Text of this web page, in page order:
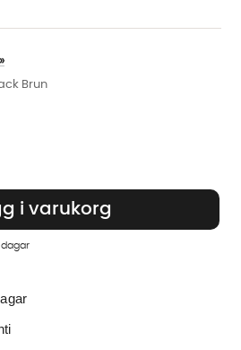
Brun
i varukorg
dagar